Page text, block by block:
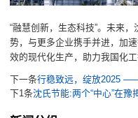
“融慧创新，生态科技”。未来
势，与更多企业携手并进，加
效的现代化生产，助力我国化工
下一条行稳致远，绽放2025
下1条